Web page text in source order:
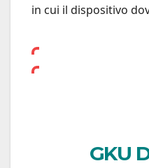
in cui il dispositivo
GKU